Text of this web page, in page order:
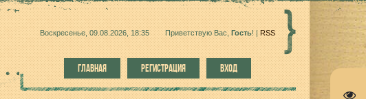
Воскресенье, 09.08.2026, 18:35 Приветствую Вас Гость! | RSS
ГЛАВНАЯ РЕГИСТРАЦИЯ ВХОД